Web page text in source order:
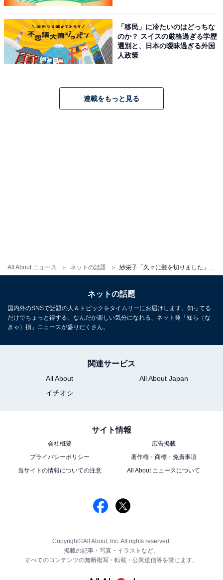
All About ニュース ネットの話題
「移民」に冷たいのはどっちな
のか？ スイスの厳格過ぎる学歴
選別と、日本の曖昧過ぎる外国
人政策
連載をもっと見る
ネットの話題
国内外のSNSで話題の人＆トピックをタイムリーにお届けします。知ってる
だけでちょっと得する、なんだか楽しい気分になれる、ネット発「知ら（な
きゃ）損」ニュースが盛りだくさん。
関連サービス
All About
All About Japan
イチオシ
サイト情報
会社概要
広告掲載
プライバシーポリシー
著作権・商標・免責事項
当サイトの情報についての注意
All About ニュースについて
Copyright©All About, Inc. All rights reserved.
掲載の記事・写真・イラストなど、
すべてのコンテンツの無断複写・転載・公衆送信等を禁じます。